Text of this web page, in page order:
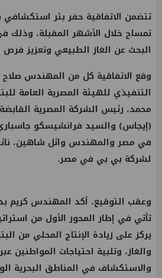
تتضمن الاتفاقية حفر بئر
تمساح خلال الأشهر المقبلة،
البحث عن الغاز الطبيعي وتعزيز فرص
وقع الاتفاقية كل من المهندس صلاح
التنفيذي للهيئة المصرية العامة
محمد، رئيس الشركة المصرية
(إيجاس) والسيد فرانشيسكو
في مصر والمهندس وائل شاهين،
لشركة بي بي في مصر.
وعقب التوقيع، أكد المهندس كريم
تأتي في إطار المحور الأول من
يركز على زيادة الإنتاج المحلي من
والغاز، وتلبية احتياجات المواطنين
والاستكشاف في المناطق البحرية